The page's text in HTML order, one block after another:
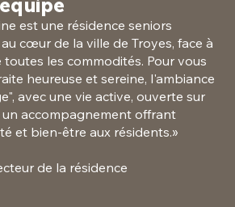
est une résidence seniors
cœur de la ville de Troyes, face à
les commodités. Pour vous
heureuse et sereine, l'ambiance
avec une vie active, ouverte sur
un accompagnement offrant
et bien-être aux résidents.»
de la résidence